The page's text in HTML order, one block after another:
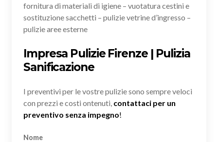
fornitura di materiali di igiene – vuotatura cestini e
sostituzione sacchetti – pulizie vetrine d’ingresso –
pulizie aree esterne
Impresa Pulizie Firenze | Pulizia
Sanificazione
I preventivi per le vostre pulizie sono sempre veloci
con prezzi e costi ontenuti, contattaci per un
preventivo senza impegno!
Nome